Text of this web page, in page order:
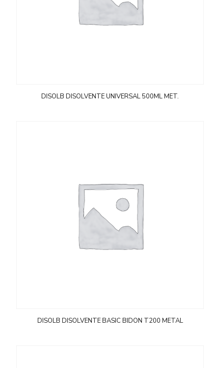
DISOLB DISOLVENTE UNIVERSAL 500ML MET.
DISOLB DISOLVENTE BASIC BIDON T200 METAL